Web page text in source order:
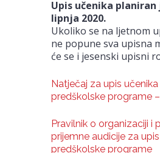
Upis učenika planiran
lipnja 2020.
Ukoliko se na ljetnom
ne popune sva upisna
će se i jesenski upisni
Natječaj za upis učenika
predškolske programe
Pravilnik o organizaciji i
prijemne audicije za
predškolske programe